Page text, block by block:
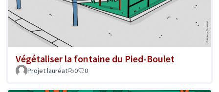
Végétaliser la fontaine du Pied-Boulet
Projet lauréat 0 0